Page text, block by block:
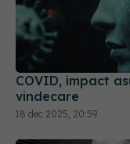
COVID, impact
vindecare
18 dec 2025, 20:59